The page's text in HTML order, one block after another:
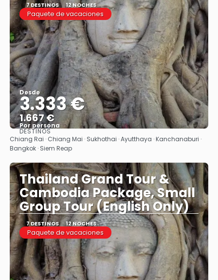
7 DESTINOS 12 NOCHES
Paquete de vacaciones
Desde
3.333 €
1.667 €
Por persona
Ver
DESTINOS
Chiang Rai · Chiang Mai · Sukhothai · Ayutthaya · Kanchanaburi ·
Bangkok · Siem Reap
Thailand Grand Tour &
Cambodia Package, Small
Group Tour (English Only)
7 DESTINOS 12 NOCHES
Paquete de vacaciones